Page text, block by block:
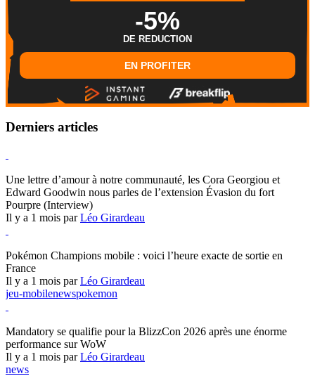
-5%
DE REDUCTION
EN PROFITER
Derniers articles
Une lettre d’amour à notre communauté, les Cora Georgiou et
Edward Goodwin nous parles de l’extension Évasion du fort
Pourpre (Interview)
Il y a 1 mois parLéo Girardeau
Pokémon Champions mobile : voici l’heure exacte de sortie en
France
Il y a 1 mois parLéo Girardeau
jeu-mobilenewspokemon
Mandatory se qualifie pour la BlizzCon 2026 après une énorme
performance sur WoW
Il y a 1 mois parLéo Girardeau
news